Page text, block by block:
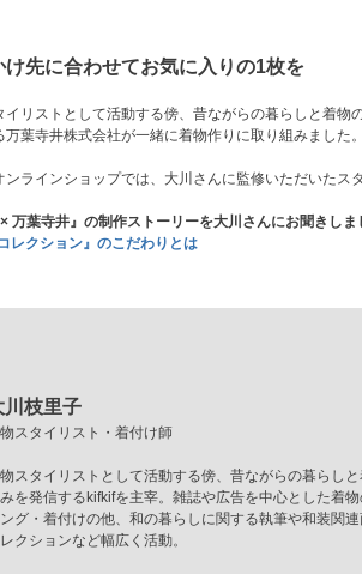
け先に合わせてお気に入りの1枚を
イリストとして活動する傍、昔ながらの暮らしと着
万葉寺井株式会社が一緒に着物作りに取り組みました。
ンラインショップでは、大川さんに監修いただいた
万葉寺井』の制作ストーリーを大川さんにお聞きしま
レクション』のこだわりとは
川枝里子
スタイリスト・着付け師
スタイリストとして活動する傍、昔ながらの暮らし
を発信するkifkifを主宰。雑誌や広告を中心とした着物
ング・着付けの他、和の暮らしに関する執筆や和装関
クションなど幅広く活動。